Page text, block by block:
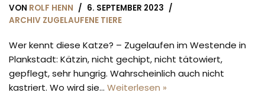
VON ROLF HENN
6. SEPTEMBER 2023
ARCHIV ZUGELAUFENE TIERE
Wer kennt diese Katze? – Zugelaufen im Westende in
Plankstadt: Kätzin, nicht gechipt, nicht tätowiert,
gepflegt, sehr hungrig. Wahrscheinlich auch nicht
kastriert. Wo wird sie… Weiterlesen »